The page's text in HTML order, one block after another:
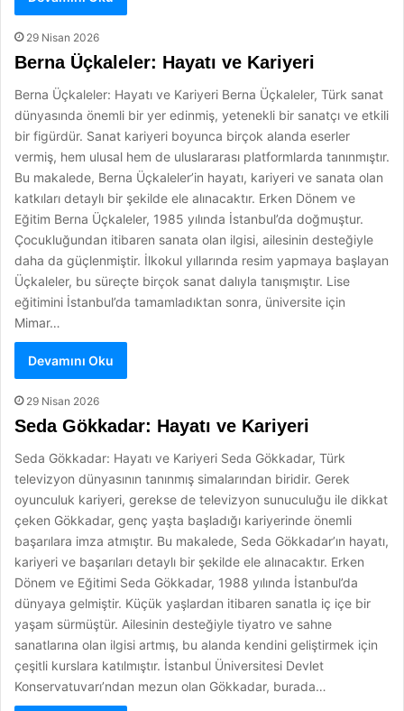
29 Nisan 2026
Berna Üçkaleler: Hayatı ve Kariyeri
Berna Üçkaleler: Hayatı ve Kariyeri Berna Üçkaleler, Türk sanat
dünyasında önemli bir yer edinmiş, yetenekli bir sanatçı ve etkili
bir figürdür. Sanat kariyeri boyunca birçok alanda eserler
vermiş, hem ulusal hem de uluslararası platformlarda tanınmıştır.
Bu makalede, Berna Üçkaleler’in hayatı, kariyeri ve sanata olan
katkıları detaylı bir şekilde ele alınacaktır. Erken Dönem ve
Eğitim Berna Üçkaleler, 1985 yılında İstanbul’da doğmuştur.
Çocukluğundan itibaren sanata olan ilgisi, ailesinin desteğiyle
daha da güçlenmiştir. İlkokul yıllarında resim yapmaya başlayan
Üçkaleler, bu süreçte birçok sanat dalıyla tanışmıştır. Lise
eğitimini İstanbul’da tamamladıktan sonra, üniversite için
Mimar…
Devamını Oku
29 Nisan 2026
Seda Gökkadar: Hayatı ve Kariyeri
Seda Gökkadar: Hayatı ve Kariyeri Seda Gökkadar, Türk
televizyon dünyasının tanınmış simalarından biridir. Gerek
oyunculuk kariyeri, gerekse de televizyon sunuculuğu ile dikkat
çeken Gökkadar, genç yaşta başladığı kariyerinde önemli
başarılara imza atmıştır. Bu makalede, Seda Gökkadar’ın hayatı,
kariyeri ve başarıları detaylı bir şekilde ele alınacaktır. Erken
Dönem ve Eğitimi Seda Gökkadar, 1988 yılında İstanbul’da
dünyaya gelmiştir. Küçük yaşlardan itibaren sanatla iç içe bir
yaşam sürmüştür. Ailesinin desteğiyle tiyatro ve sahne
sanatlarına olan ilgisi artmış, bu alanda kendini geliştirmek için
çeşitli kurslara katılmıştır. İstanbul Üniversitesi Devlet
Konservatuvarı’ndan mezun olan Gökkadar, burada…